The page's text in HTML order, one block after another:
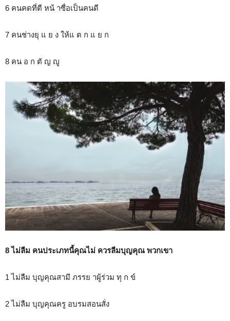
6 คนคดที่ตี หน้ าซื่อเป็นคนดี
7 คนช่างยุ แ ย ง ให้แ ต ก แ ย ก
8 คน อ ก ตั ญ ญู
8 ไม่ลืม คนประเภทนี้คุณไม่ ควรลืมบุญคุณ พวกเขา
1 ไม่ลืม บุญคุณสามี ภรรย าผู้ร่วม ทุ ก ข์
2 ไม่ลืม บุญคุณครู อบรมสอนสั่ง